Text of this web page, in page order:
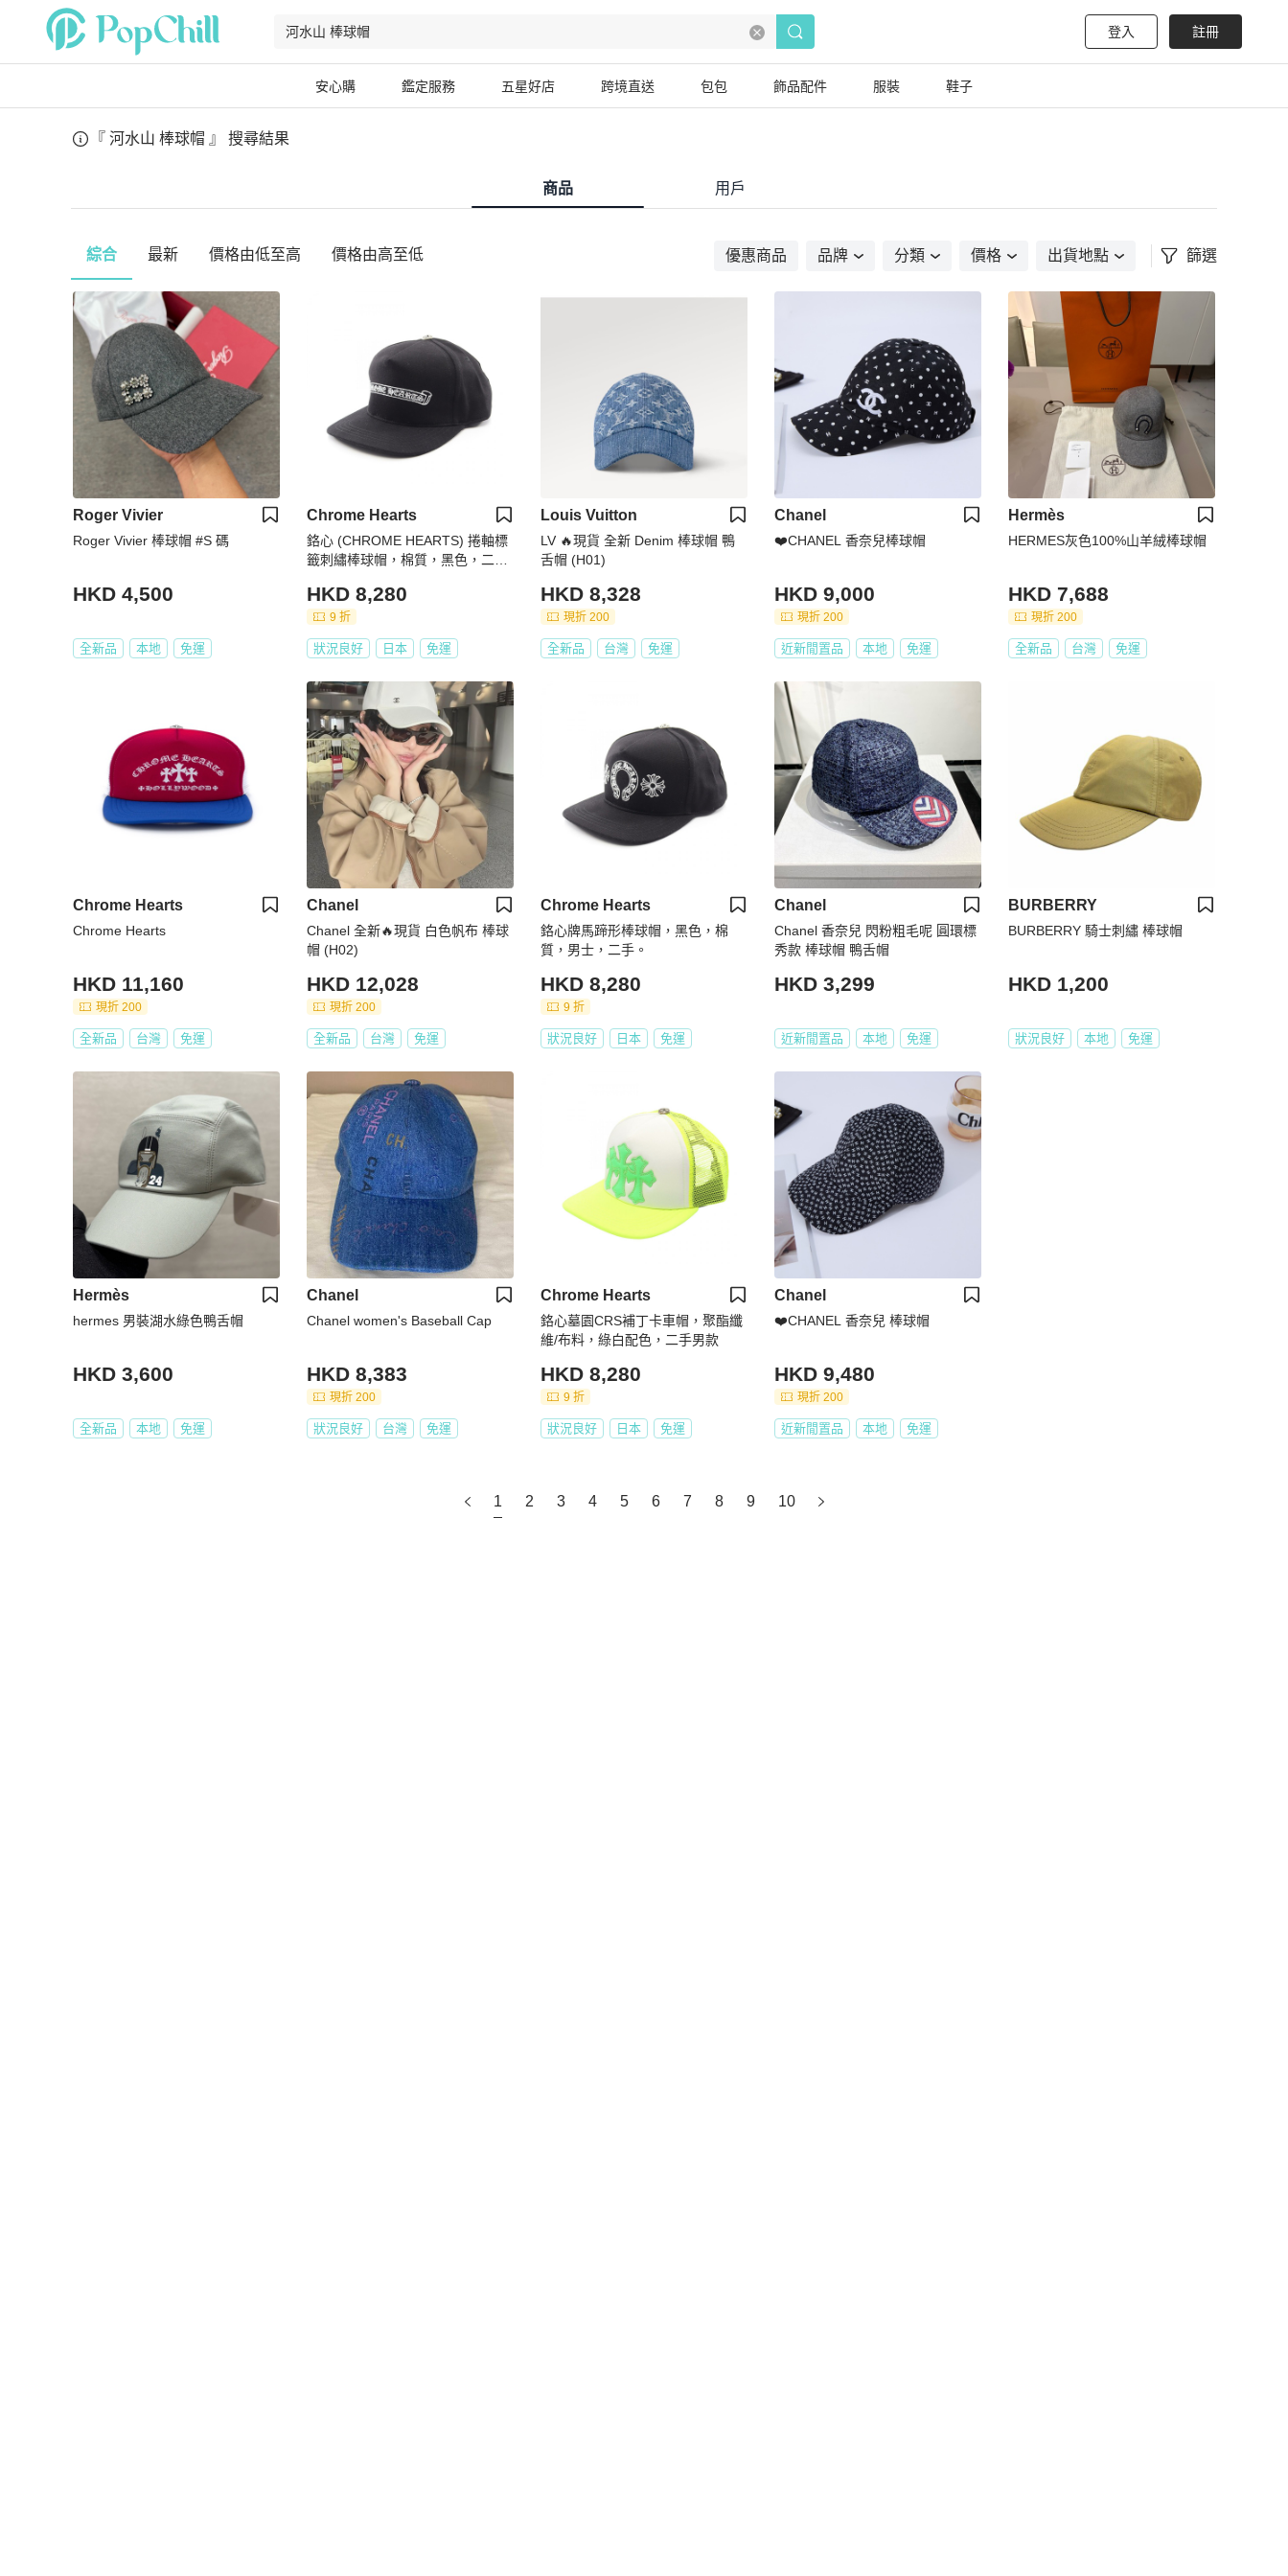
登入 註冊
安心購 鑑定服務 五星好店 跨境直送 包包 飾品配件 服裝 鞋子
『 河水山 棒球帽 』 搜尋結果
商品 用戶
綜合 最新 價格由低至高 價格由高至低 優惠商品 品牌 分類 價格 出貨地點 篩選
Roger Vivier
Roger Vivier 棒球帽 #S 碼
HKD 4,500
全新品 本地 免運
Chrome Hearts
鉻心 (CHROME HEARTS) 捲軸標
籤刺繡棒球帽，棉質，黑色，二
HKD 8,280
9 折
狀況良好 日本 免運
Louis Vuitton
LV 🔥現貨 全新 Denim 棒球帽 鴨
舌帽 (H01)
HKD 8,328
現折 200
全新品 台灣 免運
Chanel
❤️CHANEL 香奈兒棒球帽
HKD 9,000
現折 200
近新閒置品 本地 免運
Hermès
HERMES灰色100%山羊絨棒球帽
HKD 7,688
現折 200
全新品 台灣 免運
Chrome Hearts
Chrome Hearts
HKD 11,160
現折 200
全新品 台灣 免運
Chanel
Chanel 全新🔥現貨 白色帆布 棒球
帽 (H02)
HKD 12,028
現折 200
全新品 台灣 免運
Chrome Hearts
鉻心牌馬蹄形棒球帽，黑色，棉
質，男士，二手。
HKD 8,280
9 折
狀況良好 日本 免運
Chanel
Chanel 香奈兒 閃粉粗毛呢 圓環標
秀款 棒球帽 鴨舌帽
HKD 3,299
近新閒置品 本地 免運
BURBERRY
BURBERRY 騎士刺繡 棒球帽
HKD 1,200
狀況良好 本地 免運
Hermès
hermes 男裝湖水綠色鴨舌帽
HKD 3,600
全新品 本地 免運
Chanel
Chanel women's Baseball Cap
HKD 8,383
現折 200
狀況良好 台灣 免運
Chrome Hearts
鉻心墓園CRS補丁卡車帽，聚酯纖
維/布料，綠白配色，二手男款
HKD 8,280
9 折
狀況良好 日本 免運
Chanel
❤️CHANEL 香奈兒 棒球帽
HKD 9,480
現折 200
近新閒置品 本地 免運
1 2 3 4 5 6 7 8 9 10